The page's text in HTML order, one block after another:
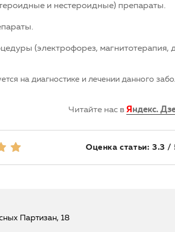
и нестероидные) препараты.
(электрофорез, магнитотерапия,
на диагностике и лечении данного
Читайте нас в Яндекс.
Оценка статьи: 3.3 /
Партизан, 18